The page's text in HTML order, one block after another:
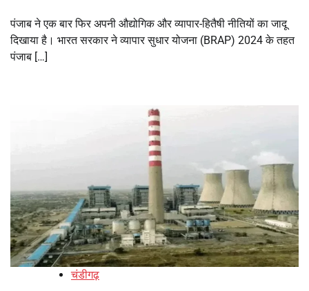
पंजाब ने एक बार फिर अपनी औद्योगिक और व्यापार-हितैषी नीतियों का जादू
दिखाया है। भारत सरकार ने व्यापार सुधार योजना (BRAP) 2024 के तहत
पंजाब […]
चंडीगढ़